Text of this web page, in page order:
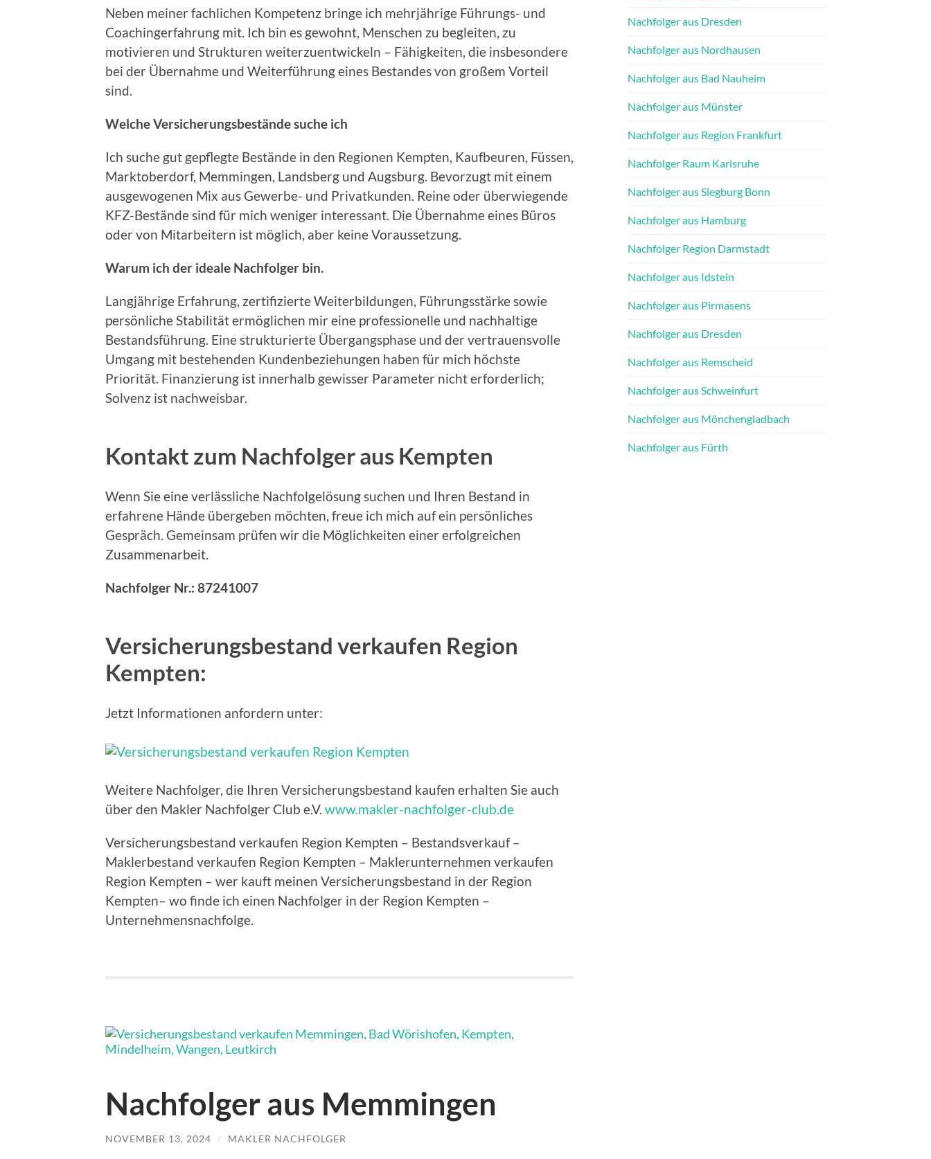
Neben meiner fachlichen Kompetenz bringe ich mehrjährige Führungs- und
Coachingerfahrung mit. Ich bin es gewohnt, Menschen zu begleiten, zu
motivieren und Strukturen weiterzuentwickeln – Fähigkeiten, die insbesondere
bei der Übernahme und Weiterführung eines Bestandes von großem Vorteil
sind.
Welche Versicherungsbestände suche ich
Ich suche gut gepflegte Bestände in den Regionen Kempten, Kaufbeuren, Füssen,
Marktoberdorf, Memmingen, Landsberg und Augsburg. Bevorzugt mit einem
ausgewogenen Mix aus Gewerbe- und Privatkunden. Reine oder überwiegende
KFZ-Bestände sind für mich weniger interessant. Die Übernahme eines Büros
oder von Mitarbeitern ist möglich, aber keine Voraussetzung.
Warum ich der ideale Nachfolger bin.
Langjährige Erfahrung, zertifizierte Weiterbildungen, Führungsstärke sowie
persönliche Stabilität ermöglichen mir eine professionelle und nachhaltige
Bestandsführung. Eine strukturierte Übergangsphase und der vertrauensvolle
Umgang mit bestehenden Kundenbeziehungen haben für mich höchste
Priorität. Finanzierung ist innerhalb gewisser Parameter nicht erforderlich;
Solvenz ist nachweisbar.
Kontakt zum Nachfolger aus Kempten
Wenn Sie eine verlässliche Nachfolgelösung suchen und Ihren Bestand in
erfahrene Hände übergeben möchten, freue ich mich auf ein persönliches
Gespräch. Gemeinsam prüfen wir die Möglichkeiten einer erfolgreichen
Zusammenarbeit.
Nachfolger Nr.: 87241007
Versicherungsbestand verkaufen Region
Kempten:
Jetzt Informationen anfordern unter:
Weitere Nachfolger, die Ihren Versicherungsbestand kaufen erhalten Sie auch
über den Makler Nachfolger Club e.V. www.makler-nachfolger-club.de
Versicherungsbestand verkaufen Region Kempten – Bestandsverkauf –
Maklerbestand verkaufen Region Kempten – Maklerunternehmen verkaufen
Region Kempten – wer kauft meinen Versicherungsbestand in der Region
Kempten– wo finde ich einen Nachfolger in der Region Kempten –
Unternehmensnachfolge.
Nachfolger aus Memmingen
NOVEMBER 13, 2024 / MAKLER NACHFOLGER
Nachfolger aus Dresden
Nachfolger aus Nordhausen
Nachfolger aus Bad Nauheim
Nachfolger aus Münster
Nachfolger aus Region Frankfurt
Nachfolger Raum Karlsruhe
Nachfolger aus Siegburg Bonn
Nachfolger aus Hamburg
Nachfolger Region Darmstadt
Nachfolger aus Idstein
Nachfolger aus Pirmasens
Nachfolger aus Dresden
Nachfolger aus Remscheid
Nachfolger aus Schweinfurt
Nachfolger aus Mönchengladbach
Nachfolger aus Fürth